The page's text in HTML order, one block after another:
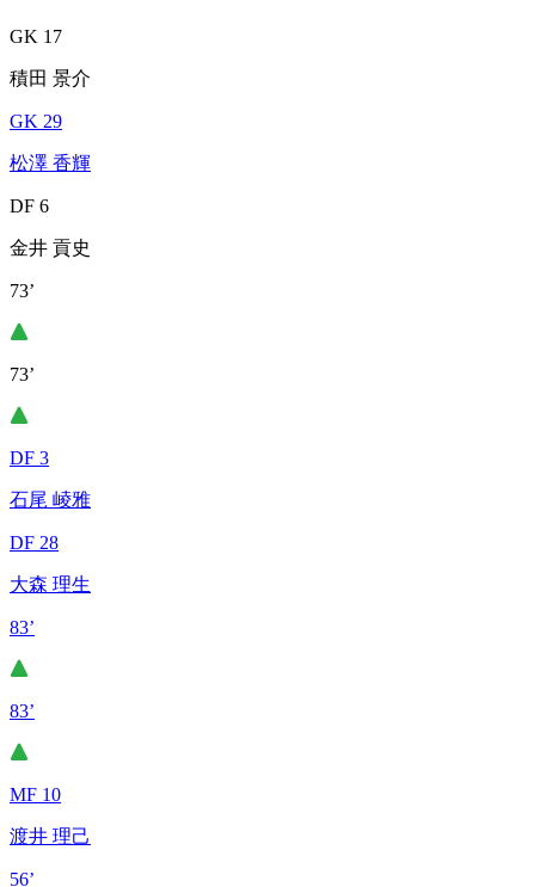
GK 17
積田 景介
GK 29
松澤 香輝
DF 6
金井 貢史
73’
73’
DF 3
石尾 崚雅
DF 28
大森 理生
83’
83’
MF 10
渡井 理己
56’